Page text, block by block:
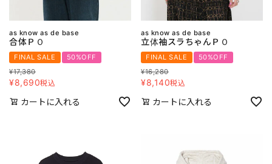
as know as de base
合体ＰＯ
FINAL SALE
50%OFF
¥17,380
¥8,690税込
カートに入れる
as know as de base
立体袖スラちゃんＰＯ
FINAL SALE
50%OFF
¥16,280
¥8,140税込
カートに入れる